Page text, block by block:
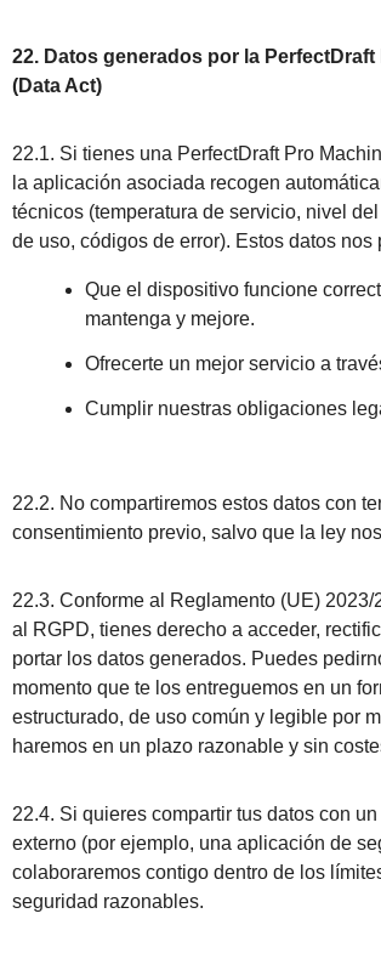
22. Datos generados por la PerfectDraft
(Data Act)
22.1. Si tienes una PerfectDraft Pro
la aplicación asociada recogen
técnicos (temperatura de servicio, nivel
de uso, códigos de error). Estos datos nos
Que el dispositivo funcione
mantenga y mejore.
Ofrecerte un mejor servicio a
Cumplir nuestras obligaciones
22.2. No compartiremos estos datos con
consentimiento previo, salvo que la ley
22.3. Conforme al Reglamento (UE) 2023/
al RGPD, tienes derecho a acceder,
portar los datos generados. Puedes
momento que te los entreguemos en un
estructurado, de uso común y legible por
haremos en un plazo razonable y sin
22.4. Si quieres compartir tus datos con
externo (por ejemplo, una aplicación de
colaboraremos contigo dentro de los
seguridad razonables.